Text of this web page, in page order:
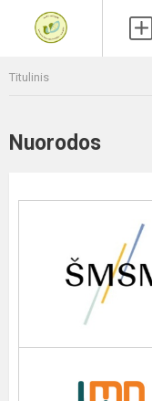
Titulinis
Nuorodos